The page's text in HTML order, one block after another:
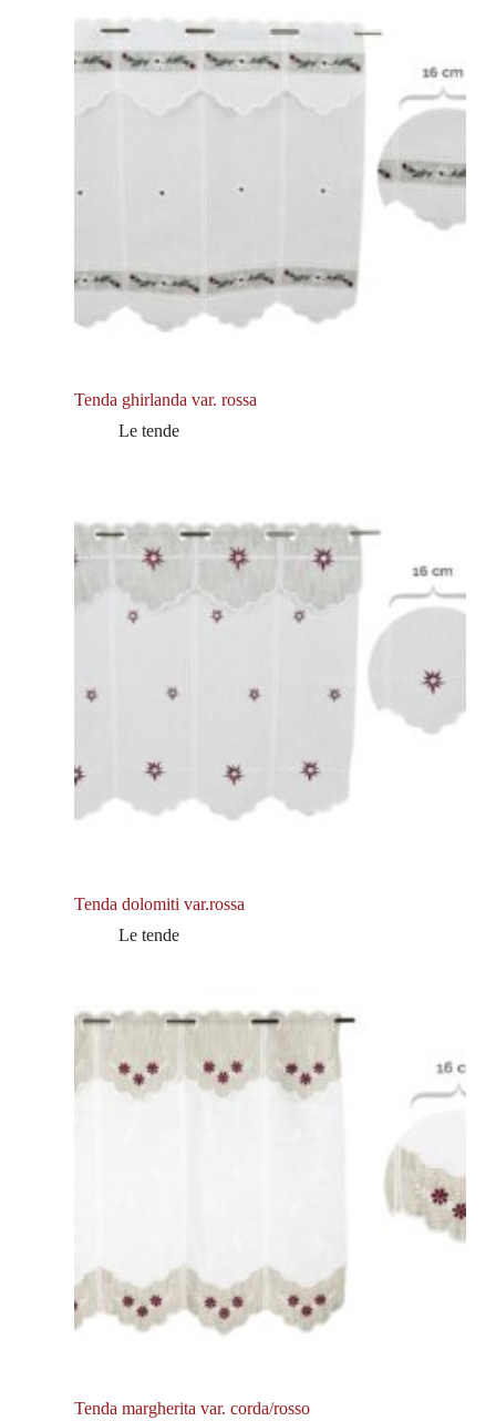
Tenda ghirlanda var. rossa
Le tende
Tenda dolomiti var.rossa
Le tende
Tenda margherita var. corda/rosso